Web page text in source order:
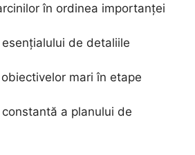
în ordinea importanței
esențialului de detaliile
mari în etape
constantă a planului de